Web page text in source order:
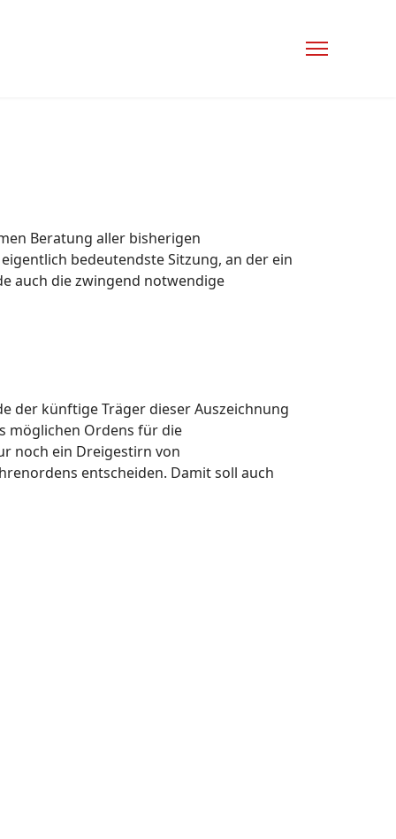
Beratung aller bisherigen
bedeutendste Sitzung, an der ein
auch die zwingend notwendige
der künftige Träger dieser Auszeichnung
möglichen Ordens für die
noch ein Dreigestirn von
entscheiden. Damit soll auch